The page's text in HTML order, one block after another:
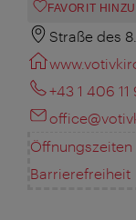
FAVORIT
Straße des
+43 1 406 11
Öffnungszeiten
Barrierefreiheit